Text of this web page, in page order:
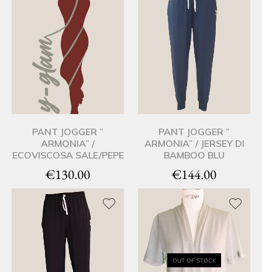
PANT JOGGER ”
ARMONIA” /
ECOVISCOSA SALE/PEPE
€130.00
PANT JOGGER ”
ARMONIA” / JERSEY DI
BAMBOO BLU
€144.00
OUT OF STOCK